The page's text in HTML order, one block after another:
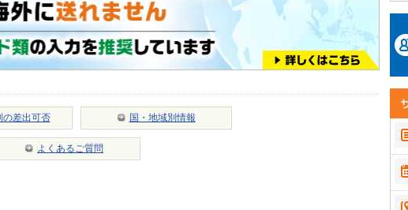
の差出可否 国・地域別情報
よくあるご質問